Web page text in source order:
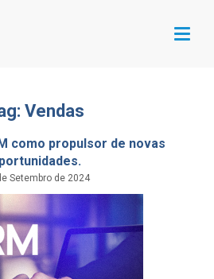
Menu
Vendas
como propulsor de novas
Setembro de 2024